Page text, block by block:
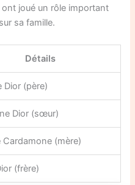
joué un rôle important
sa famille.
Détails
Dior (père)
Dior (sœur)
Cardamone (mère)
(frère)